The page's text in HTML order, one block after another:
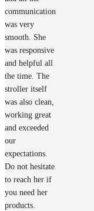
communication
was very
smooth. She
was responsive
and helpful all
the time. The
stroller itself
was also clean,
working great
and exceeded
our
expectations.
Do not hesitate
to reach her if
you need her
products.